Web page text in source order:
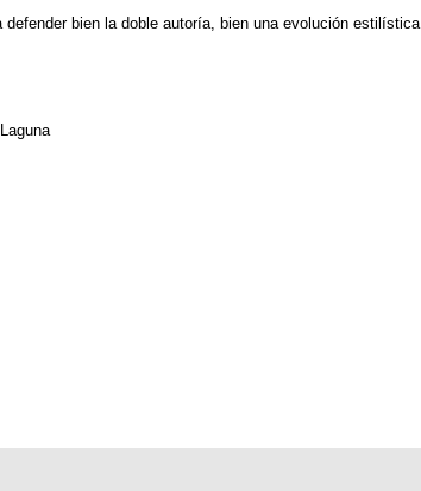
bien la doble autoría, bien una evolución estilística.
Laguna